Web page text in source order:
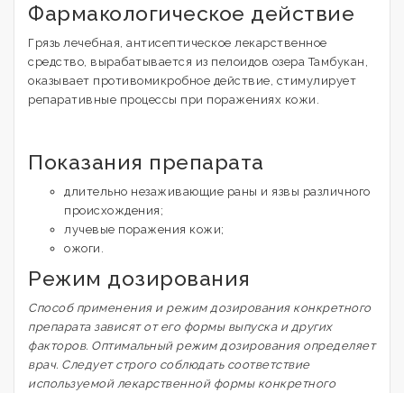
Фармакологическое действие
Грязь лечебная, антисептическое лекарственное
средство, вырабатывается из пелоидов озера Тамбукан,
оказывает противомикробное действие, стимулирует
репаративные процессы при поражениях кожи.
Показания препарата
длительно незаживающие раны и язвы различного
происхождения;
лучевые поражения кожи;
ожоги.
Режим дозирования
Способ применения и режим дозирования конкретного
препарата зависят от его формы выпуска и других
факторов. Оптимальный режим дозирования определяет
врач. Следует строго соблюдать соответствие
используемой лекарственной формы конкретного